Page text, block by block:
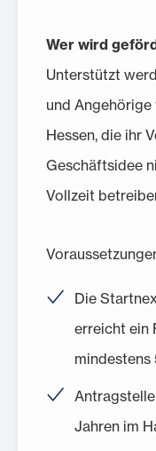
Wer wird
Unterstützt
und
Hessen, die ihr
Geschäftsidee
Vollzeit
Die
erreicht ein
mindestens
Jahren im